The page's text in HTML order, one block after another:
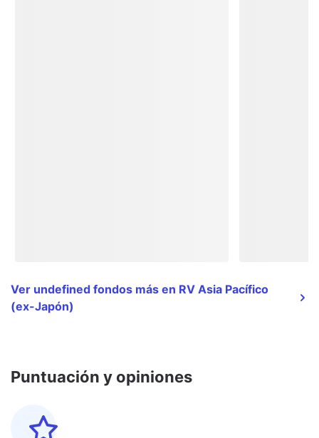
Ver undefined fondos más en RV Asia Pacífico
(ex-Japón)
Puntuación y opiniones